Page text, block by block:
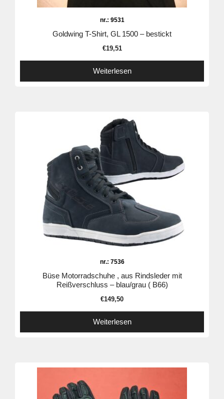
nr.: 9531
Goldwing T-Shirt, GL 1500 – bestickt
€19,51
Weiterlesen
nr.: 7536
Büse Motorradschuhe , aus Rindsleder mit
Reißverschluss – blau/grau ( B66)
€149,50
Weiterlesen